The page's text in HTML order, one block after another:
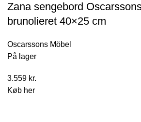
Zana sengebord
brunolieret 40×25 cm
Oscarssons Möbel
På lager
3.559 kr.
Køb her